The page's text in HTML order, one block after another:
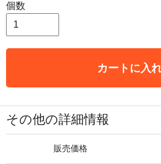
個数
カートに入
その他の詳細情報
販売価格